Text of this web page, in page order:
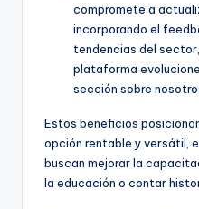
compromete a
incorporando el
tendencias del
plataforma
sección sobre
Estos beneficios
opción rentable y versátil,
buscan mejorar la
la educación o contar